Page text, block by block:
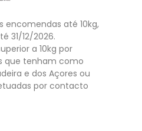
encomendas até 10kg,
31/12/2026.
a 10kg por
que tenham como
e dos Açores ou
por contacto